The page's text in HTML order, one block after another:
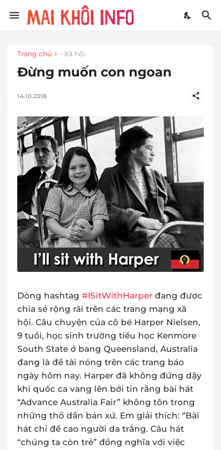
Trang chủ - Xã hội
Đừng muốn con ngoan
14.10.2018
Dòng hashtag #ISitWithHarper đang được
chia sẻ rộng rãi trên các trang mạng xã
hội. Câu chuyện của cô bé Harper Nielsen,
9 tuổi, học sinh trường tiểu học Kenmore
South State ở bang Queensland, Australia
đang là đề tài nóng trên các trang báo
ngày hôm nay. Harper đã không đứng dậy
khi quốc ca vang lên bởi tin rằng bài hát
“Advance Australia Fair” không tôn trọng
những thổ dân bản xứ. Em giải thích: “Bài
hát chỉ đề cao người da trắng. Câu hát
“chúng ta còn trẻ” đồng nghĩa với việc